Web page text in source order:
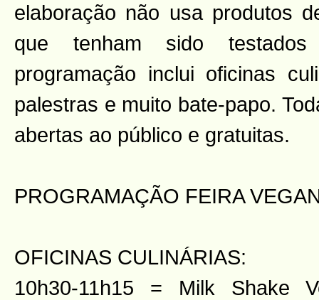
elaboração não usa produtos
que tenham sido
programação inclui oficinas
palestras e muito bate-papo.
abertas ao público e gratuitas.
PROGRAMAÇÃO FEIRA
OFICINAS CULINÁRIAS:
10h30-11h15 = Milk Shake